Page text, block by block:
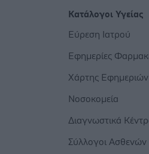
Κατάλογοι Υγείας
Εύρεση Ιατρού
Εφημερίες
Χάρτης Εφημεριών
Νοσοκομεία
Διαγνωστικά
Σύλλογοι Ασθενών